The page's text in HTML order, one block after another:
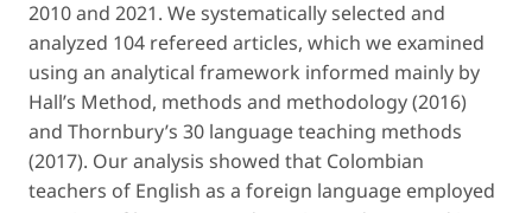
2010 and 2021. We systematically selected and
analyzed 104 refereed articles, which we examined
using an analytical framework informed mainly by
Hall’s Method, methods and methodology(2016)
and Thornbury’s 30 language teaching methods
(2017). Our analysis showed that Colombian
teachers of English as a foreign language employed